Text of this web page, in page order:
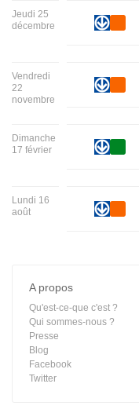
Jeudi 25
décembre
Vendredi
22
novembre
Dimanche
17 février
Lundi 16
août
A propos
Qu'est-ce-que c'est ?
Qui sommes-nous ?
Presse
Blog
Facebook
Twitter